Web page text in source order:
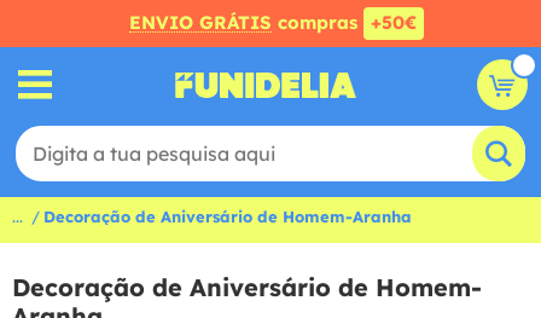
ENVIO GRÁTIS compras +50€
... Decoração de Aniversário de Homem-Aranha
Decoração de Aniversário de Homem-